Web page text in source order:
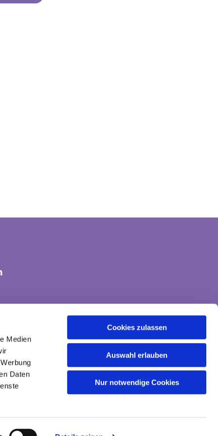
Medien
Daten
Cookies zulassen
Auswahl erlauben
Nur notwendige Cookies